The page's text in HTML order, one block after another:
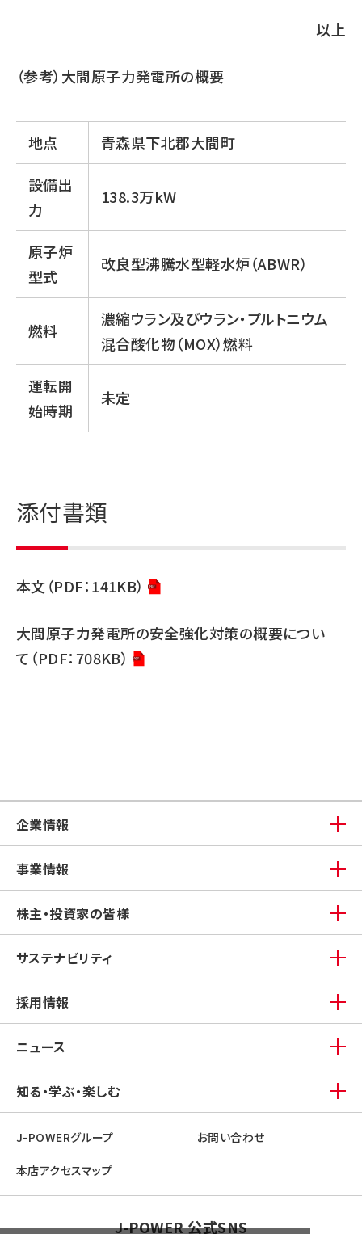
以上
（参考）大間原子力発電所の概要
地点
青森県下北郡大間町
設備出
力
138.3万kW
原子炉
型式
改良型沸騰水型軽水炉（ABWR）
燃料
濃縮ウラン及びウラン・プルトニウム
混合酸化物（MOX）燃料
運転開
始時期
未定
添付書類
本文（PDF：141KB）
大間原子力発電所の安全強化対策の概要につい
て（PDF：708KB）
企業情報
事業情報
株主・投資家の皆様
サステナビリティ
採用情報
ニュース
知る・学ぶ・楽しむ
J-POWERグループ お問い合わせ
本店アクセスマップ
J-POWER 公式SNS